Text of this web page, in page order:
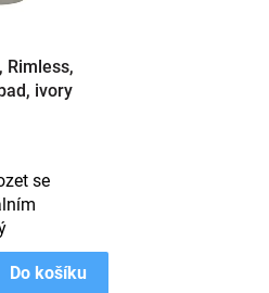
Rimless,
ivory
Do košíku
se